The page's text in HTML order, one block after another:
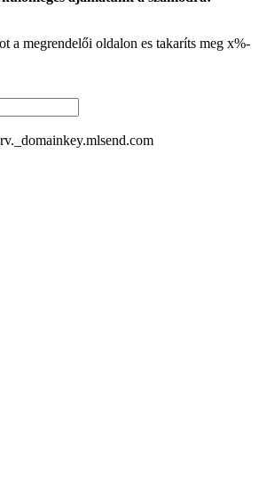
a megrendelői oldalon es takaríts meg x%-